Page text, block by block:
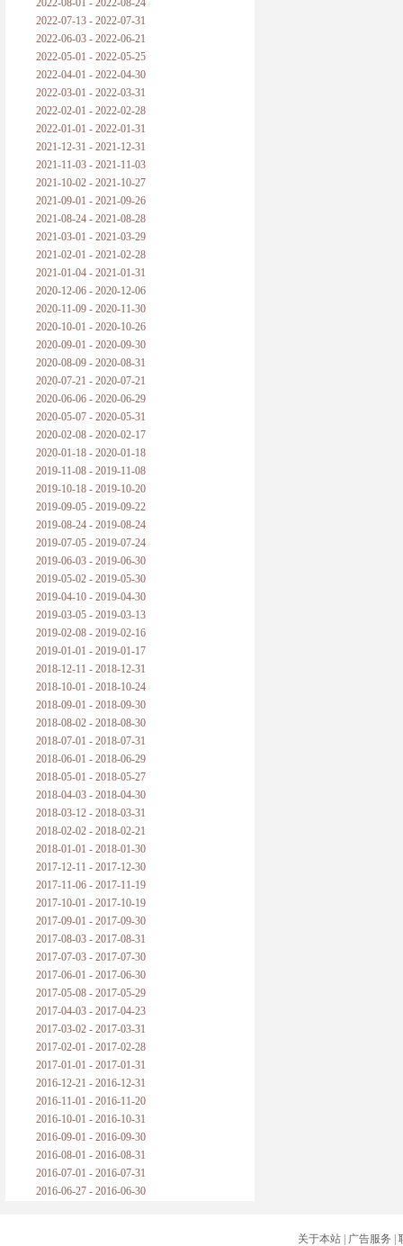
2022-08-01 - 2022-08-24
2022-07-13 - 2022-07-31
2022-06-03 - 2022-06-21
2022-05-01 - 2022-05-25
2022-04-01 - 2022-04-30
2022-03-01 - 2022-03-31
2022-02-01 - 2022-02-28
2022-01-01 - 2022-01-31
2021-12-31 - 2021-12-31
2021-11-03 - 2021-11-03
2021-10-02 - 2021-10-27
2021-09-01 - 2021-09-26
2021-08-24 - 2021-08-28
2021-03-01 - 2021-03-29
2021-02-01 - 2021-02-28
2021-01-04 - 2021-01-31
2020-12-06 - 2020-12-06
2020-11-09 - 2020-11-30
2020-10-01 - 2020-10-26
2020-09-01 - 2020-09-30
2020-08-09 - 2020-08-31
2020-07-21 - 2020-07-21
2020-06-06 - 2020-06-29
2020-05-07 - 2020-05-31
2020-02-08 - 2020-02-17
2020-01-18 - 2020-01-18
2019-11-08 - 2019-11-08
2019-10-18 - 2019-10-20
2019-09-05 - 2019-09-22
2019-08-24 - 2019-08-24
2019-07-05 - 2019-07-24
2019-06-03 - 2019-06-30
2019-05-02 - 2019-05-30
2019-04-10 - 2019-04-30
2019-03-05 - 2019-03-13
2019-02-08 - 2019-02-16
2019-01-01 - 2019-01-17
2018-12-11 - 2018-12-31
2018-10-01 - 2018-10-24
2018-09-01 - 2018-09-30
2018-08-02 - 2018-08-30
2018-07-01 - 2018-07-31
2018-06-01 - 2018-06-29
2018-05-01 - 2018-05-27
2018-04-03 - 2018-04-30
2018-03-12 - 2018-03-31
2018-02-02 - 2018-02-21
2018-01-01 - 2018-01-30
2017-12-11 - 2017-12-30
2017-11-06 - 2017-11-19
2017-10-01 - 2017-10-19
2017-09-01 - 2017-09-30
2017-08-03 - 2017-08-31
2017-07-03 - 2017-07-30
2017-06-01 - 2017-06-30
2017-05-08 - 2017-05-29
2017-04-03 - 2017-04-23
2017-03-02 - 2017-03-31
2017-02-01 - 2017-02-28
2017-01-01 - 2017-01-31
2016-12-21 - 2016-12-31
2016-11-01 - 2016-11-20
2016-10-01 - 2016-10-31
2016-09-01 - 2016-09-30
2016-08-01 - 2016-08-31
2016-07-01 - 2016-07-31
2016-06-27 - 2016-06-30
关于本站| 广告服务